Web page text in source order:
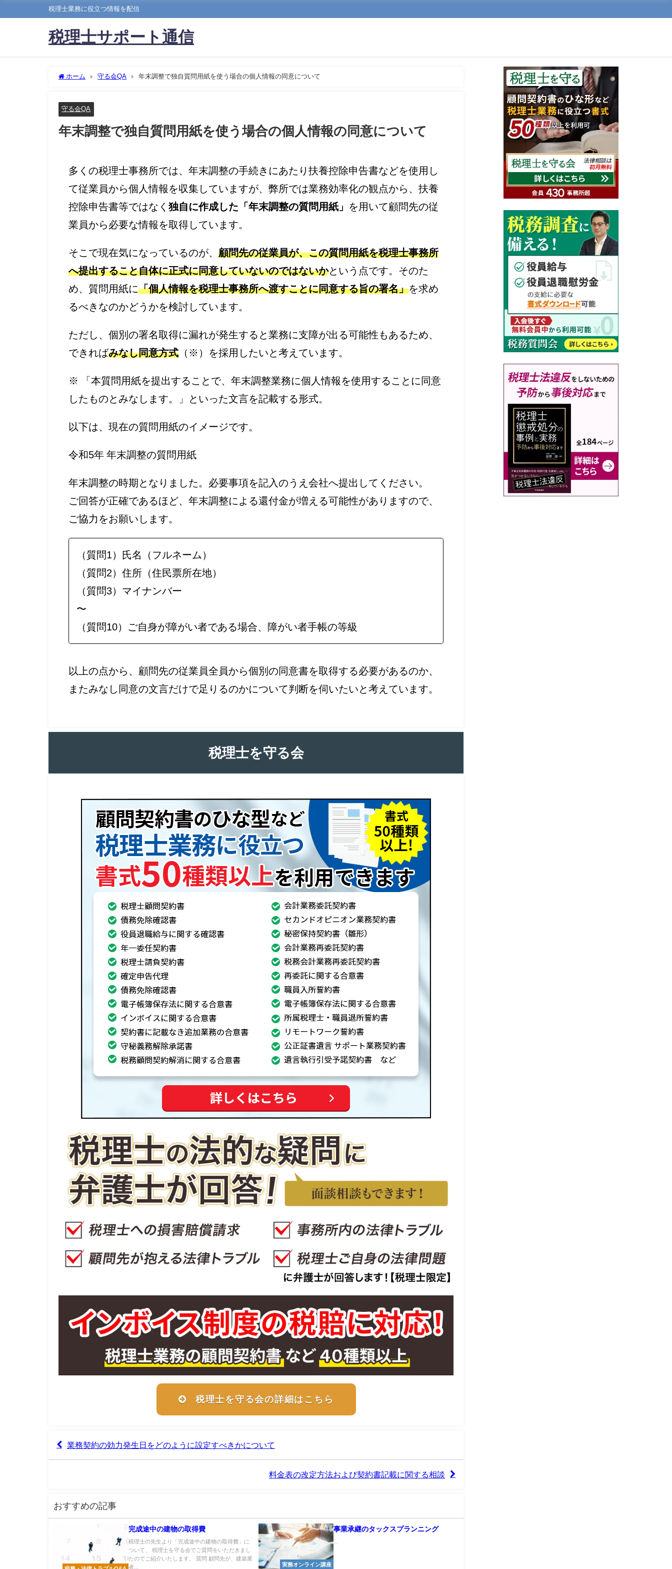
税理士業務に役立つ情報を配信
税理士サポート通信
ホーム 守る会QA 年末調整で独自質問用紙を使う場合の個人情報の同意について
守る会QA
年末調整で独自質問用紙を使う場合の個人情報の同意について
多くの税理士事務所では、年末調整の手続きにあたり扶養控除申告書などを使用し
て従業員から個人情報を収集していますが、弊所では業務効率化の観点から、扶養
控除申告書等ではなく 独自に作成した「年末調整の質問用紙」 を用いて顧問先の従
業員から必要な情報を取得しています。
そこで現在気になっているのが、 顧問先の従業員が、この質問用紙を税理士事務所
へ提出すること自体に正式に同意していないのではないかという点です。そのた
め、質問用紙に「個人情報を税理士事務所へ渡すことに同意する旨の署名」を求め
るべきなのかどうかを検討しています。
ただし、個別の署名取得に漏れが発生すると業務に支障が出る可能性もあるため、
できればみなし同意方式 （※）を採用したいと考えています。
※ 「本質問用紙を提出することで、年末調整業務に個人情報を使用することに同意
したものとみなします。」といった文言を記載する形式。
以下は、現在の質問用紙のイメージです。
令和5年 年末調整の質問用紙
年末調整の時期となりました。必要事項を記入のうえ会社へ提出してください。
ご回答が正確であるほど、年末調整による還付金が増える可能性がありますので、
ご協力をお願いします。
（質問1）氏名（フルネーム）
（質問2）住所（住民票所在地）
（質問3）マイナンバー
〜
（質問10）ご自身が障がい者である場合、障がい者手帳の等級
以上の点から、顧問先の従業員全員から個別の同意書を取得する必要があるのか、
またみなし同意の文言だけで足りるのかについて判断を伺いたいと考えています。
税理士を守る会
税理士を守る会の詳細はこちら
業務契約の効力発生日をどのように設定すべきかについて
料金表の改定方法および契約書記載に関する相談
おすすめの記事
完成途中の建物の取得費
税理士の先生より「完成途中の建物の取得費」に
ついて、 税理士を守る会でご質問をいただきまし
たのでご紹介いたします。 質問 顧問先が、建築業
者...
実務オンライン講座
事業承継のタックスプランニング